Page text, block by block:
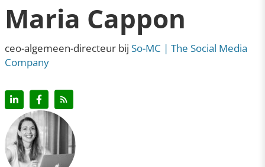
Maria Cappon
ceo-algemeen-directeur bij So-MC | The Social Media
Company